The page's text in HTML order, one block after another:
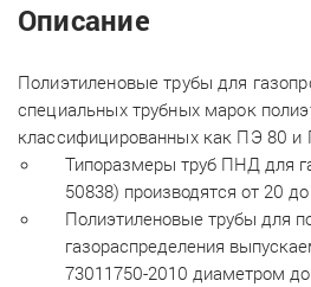
Описание
Полиэтиленовые трубы для
специальных трубных марок
классифицированных как ПЭ 80
Типоразмеры труб ПНД для
50838) производятся от 20
Полиэтиленовые трубы для
газораспределения
73011750-2010 диаметром